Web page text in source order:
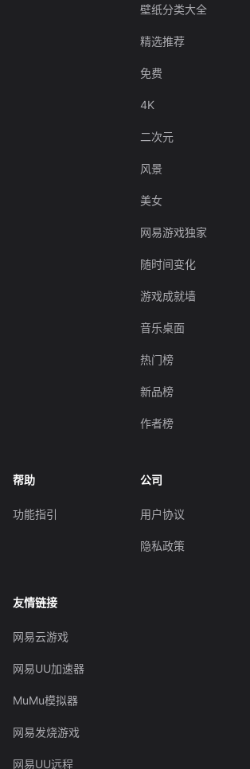
壁纸分类大全
精选推荐
免费
4K
二次元
风景
美女
网易游戏独家
随时间变化
游戏成就墙
音乐桌面
热门榜
新品榜
作者榜
帮助
功能指引
公司
用户协议
隐私政策
友情链接
网易云游戏
网易UU加速器
MuMu模拟器
网易发烧游戏
网易UU远程